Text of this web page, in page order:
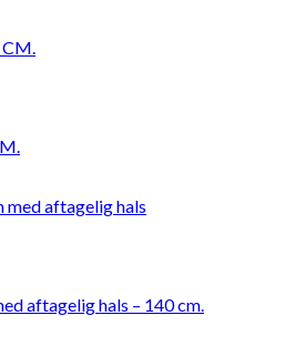
aftagelig hals – 140 cm.